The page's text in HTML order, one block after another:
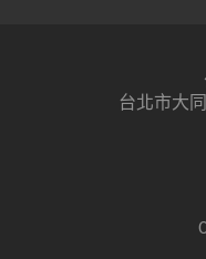
台北市大